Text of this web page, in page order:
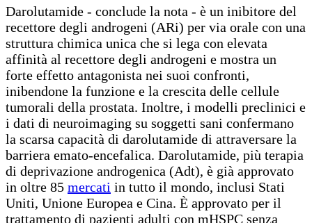
Darolutamide - conclude la nota - è un inibitore del
recettore degli androgeni (ARi) per via orale con una
struttura chimica unica che si lega con elevata
affinità al recettore degli androgeni e mostra un
forte effetto antagonista nei suoi confronti,
inibendone la funzione e la crescita delle cellule
tumorali della prostata. Inoltre, i modelli preclinici e
i dati di neuroimaging su soggetti sani confermano
la scarsa capacità di darolutamide di attraversare la
barriera emato-encefalica. Darolutamide, più terapia
di deprivazione androgenica (Adt), è già approvato
in oltre 85 mercati in tutto il mondo, inclusi Stati
Uniti, Unione Europea e Cina. È approvato per il
trattamento di pazienti adulti con mHSPC senza